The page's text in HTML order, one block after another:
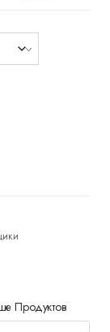
Продуктов